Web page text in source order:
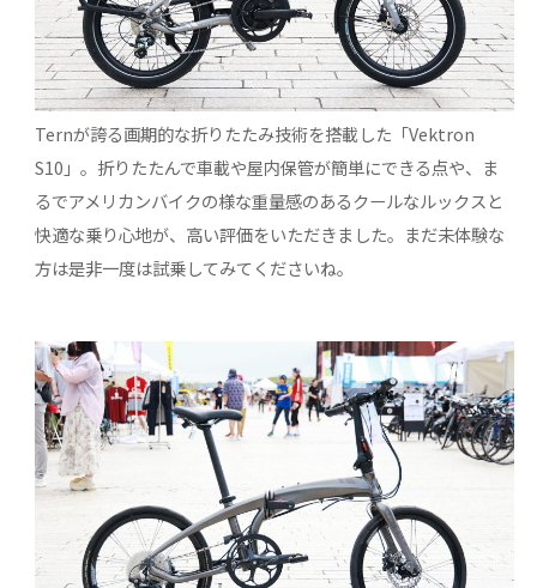
Ternが誇る画期的な折りたたみ技術を搭載した「Vektron
S10」。折りたたんで車載や屋内保管が簡単にできる点や、ま
るでアメリカンバイクの様な重量感のあるクールなルックスと
快適な乗り心地が、高い評価をいただきました。まだ未体験な
方は是非一度は試乗してみてくださいね。